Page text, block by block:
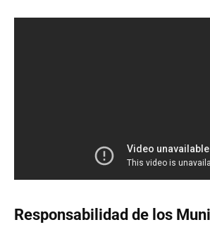
Responsabilidad de los